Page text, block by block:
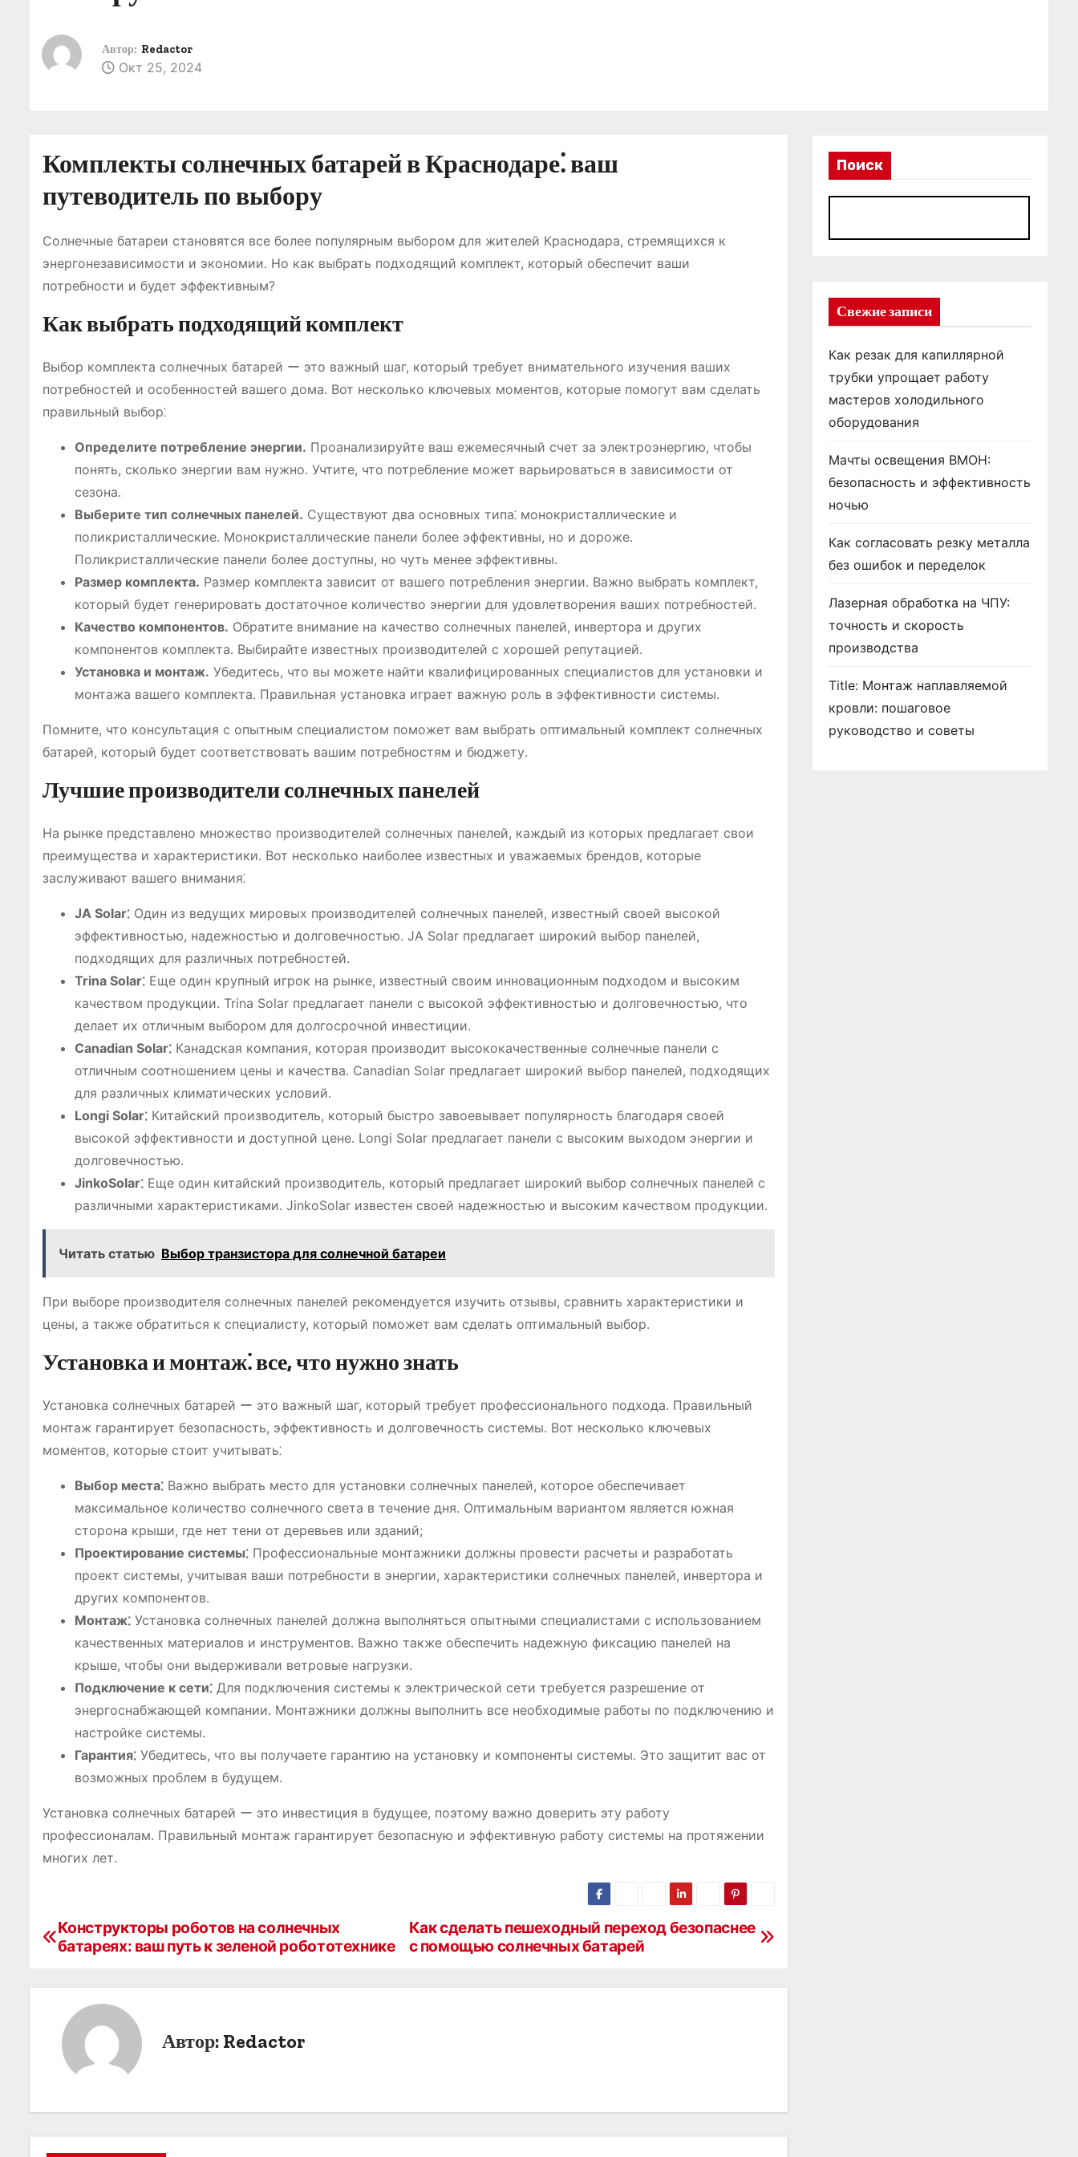
Автор: Redactor
Окт 25, 2024
Комплекты солнечных батарей в Краснодаре⁚ ваш
путеводитель по выбору
Солнечные батареи становятся все более популярным выбором для жителей Краснодара, стремящихся к
энергонезависимости и экономии․ Но как выбрать подходящий комплект, который обеспечит ваши
потребности и будет эффективным?
Как выбрать подходящий комплект
Выбор комплекта солнечных батарей ー это важный шаг, который требует внимательного изучения ваших
потребностей и особенностей вашего дома․ Вот несколько ключевых моментов, которые помогут вам сделать
правильный выбор⁚
Определите потребление энергии․ Проанализируйте ваш ежемесячный счет за электроэнергию, чтобы
понять, сколько энергии вам нужно․ Учтите, что потребление может варьироваться в зависимости от
сезона․
Выберите тип солнечных панелей․ Существуют два основных типа⁚ монокристаллические и
поликристаллические․ Монокристаллические панели более эффективны, но и дороже․
Поликристаллические панели более доступны, но чуть менее эффективны․
Размер комплекта․ Размер комплекта зависит от вашего потребления энергии․ Важно выбрать комплект,
который будет генерировать достаточное количество энергии для удовлетворения ваших потребностей․
Качество компонентов․ Обратите внимание на качество солнечных панелей, инвертора и других
компонентов комплекта․ Выбирайте известных производителей с хорошей репутацией․
Установка и монтаж․ Убедитесь, что вы можете найти квалифицированных специалистов для установки и
монтажа вашего комплекта․ Правильная установка играет важную роль в эффективности системы․
Помните, что консультация с опытным специалистом поможет вам выбрать оптимальный комплект солнечных
батарей, который будет соответствовать вашим потребностям и бюджету․
Лучшие производители солнечных панелей
На рынке представлено множество производителей солнечных панелей, каждый из которых предлагает свои
преимущества и характеристики․ Вот несколько наиболее известных и уважаемых брендов, которые
заслуживают вашего внимания⁚
JA Solar⁚ Один из ведущих мировых производителей солнечных панелей, известный своей высокой
эффективностью, надежностью и долговечностью․ JA Solar предлагает широкий выбор панелей,
подходящих для различных потребностей․
Trina Solar⁚ Еще один крупный игрок на рынке, известный своим инновационным подходом и высоким
качеством продукции․ Trina Solar предлагает панели с высокой эффективностью и долговечностью, что
делает их отличным выбором для долгосрочной инвестиции․
Canadian Solar⁚ Канадская компания, которая производит высококачественные солнечные панели с
отличным соотношением цены и качества․ Canadian Solar предлагает широкий выбор панелей, подходящих
для различных климатических условий․
Longi Solar⁚ Китайский производитель, который быстро завоевывает популярность благодаря своей
высокой эффективности и доступной цене․ Longi Solar предлагает панели с высоким выходом энергии и
долговечностью․
JinkoSolar⁚ Еще один китайский производитель, который предлагает широкий выбор солнечных панелей с
различными характеристиками․ JinkoSolar известен своей надежностью и высоким качеством продукции․
Читать статью Выбор транзистора для солнечной батареи
При выборе производителя солнечных панелей рекомендуется изучить отзывы, сравнить характеристики и
цены, а также обратиться к специалисту, который поможет вам сделать оптимальный выбор․
Установка и монтаж⁚ все, что нужно знать
Установка солнечных батарей ー это важный шаг, который требует профессионального подхода․ Правильный
монтаж гарантирует безопасность, эффективность и долговечность системы․ Вот несколько ключевых
моментов, которые стоит учитывать⁚
Выбор места⁚ Важно выбрать место для установки солнечных панелей, которое обеспечивает
максимальное количество солнечного света в течение дня․ Оптимальным вариантом является южная
сторона крыши, где нет тени от деревьев или зданий;
Проектирование системы⁚ Профессиональные монтажники должны провести расчеты и разработать
проект системы, учитывая ваши потребности в энергии, характеристики солнечных панелей, инвертора и
других компонентов․
Монтаж⁚ Установка солнечных панелей должна выполняться опытными специалистами с использованием
качественных материалов и инструментов․ Важно также обеспечить надежную фиксацию панелей на
крыше, чтобы они выдерживали ветровые нагрузки․
Подключение к сети⁚ Для подключения системы к электрической сети требуется разрешение от
энергоснабжающей компании․ Монтажники должны выполнить все необходимые работы по подключению и
настройке системы․
Гарантия⁚ Убедитесь, что вы получаете гарантию на установку и компоненты системы․ Это защитит вас от
возможных проблем в будущем․
Установка солнечных батарей ー это инвестиция в будущее, поэтому важно доверить эту работу
профессионалам․ Правильный монтаж гарантирует безопасную и эффективную работу системы на протяжении
многих лет․
Н
Как сделать пешеходный переход безопаснее
с помощью солнечных батарей
Конструкторы роботов на солнечных
батареях: ваш путь к зеленой робототехнике
Автор: Redactor
Поиск
Свежие записи
Как резак для капиллярной
трубки упрощает работу
мастеров холодильного
оборудования
Мачты освещения ВМОН:
безопасность и эффективность
ночью
Как согласовать резку металла
без ошибок и переделок
Лазерная обработка на ЧПУ:
точность и скорость
производства
Title: Монтаж наплавляемой
кровли: пошаговое
руководство и советы